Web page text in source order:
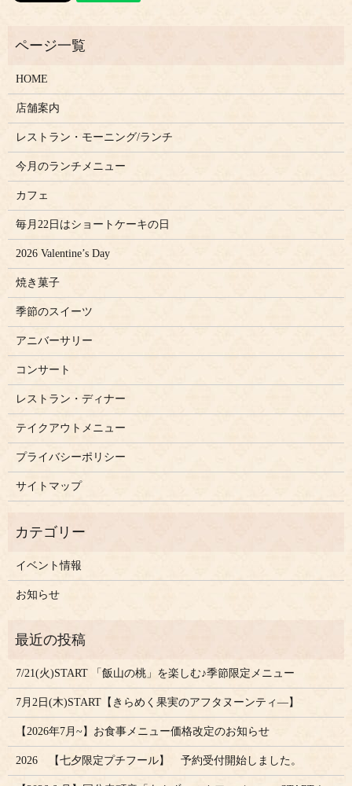
HOME
店舗案内
レストラン・モーニング/ランチ
今月のランチメニュー
カフェ
毎月22日はショートケーキの日
2026 Valentine’s Day
焼き菓子
季節のスイーツ
アニバーサリー
コンサート
レストラン・ディナー
テイクアウトメニュー
プライバシーポリシー
サイトマップ
イベント情報
お知らせ
7/21(火)START 「飯山の桃」を楽しむ♪季節限定メニュー
7月2日(木)START【きらめく果実のアフタヌーンティ―】
【2026年7月~】お食事メニュー価格改定のお知らせ
2026 【七夕限定プチフール】 予約受付開始しました。